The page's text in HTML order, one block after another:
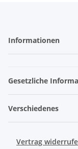
Informationen
Gesetzliche
Verschiedenes
Vertrag